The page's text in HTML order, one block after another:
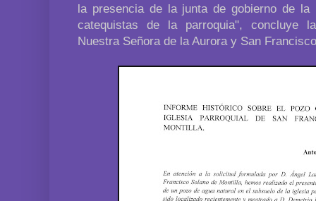
la presencia de la junta de gobierno de la
catequistas de la parroquia", concluye
Nuestra Señora de la Aurora y San